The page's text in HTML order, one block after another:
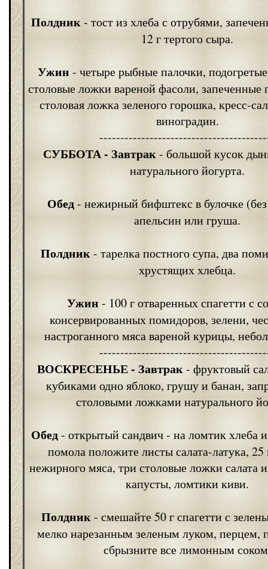
Полдник- тост из хлеба с отрубями,
12 г тертого сыра.
Ужин - четыре рыбные палочки,
столовые ложки вареной фасоли,
столовая ложка зеленого горошка, кресс-
виноградин.
СУББОТА- Завтрак- большой кусок
натурального йогурта.
Обед- нежирный бифштекс в булочке
апельсин или груша.
Полдник- тарелка постного супа, два
хрустящих хлебца.
Ужин - 100 г отваренных спагетти с
консервированных помидоров, зелени,
настроганного мяса вареной курицы,
ВОСКРЕСЕНЬЕ- Завтрак- фруктовый
кубиками одно яблоко, грушу и банан,
столовыми ложками натурального
Обед- открытый сандвич - на ломтик хлеба
помола положите листы салата-латука, 25
нежирного мяса, три столовые ложки салата
капусты, ломтики киви.
Полдник- смешайте 50 г спагетти с
мелко нарезанным зеленым луком, перцем,
сбрызните все лимонным